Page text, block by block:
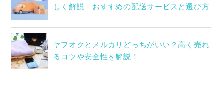
しく解説｜おすすめの配送サービスと選び方
ヤフオクとメルカリどっちがいい？高く売れ
るコツや安全性を解説！